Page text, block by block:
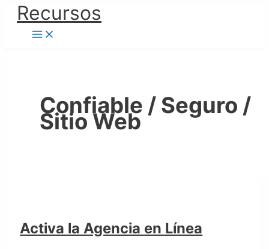
contenido
Recursos
Confiable / Seguro /
Sitio Web
Activa la Agencia en Línea
Activa
la
Agencia
Cómo
Tener
Servidor